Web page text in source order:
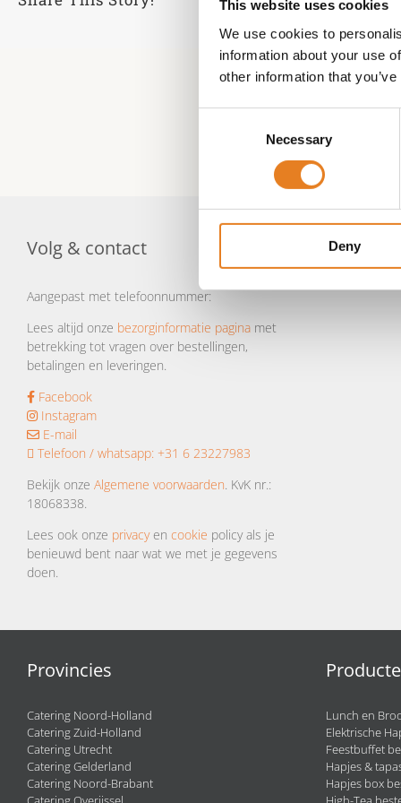
This website uses cookies
We use cookies to
information about your use
other information that
Necessary
Deny
Volg & contact
Aangepast met telefoonnummer:
Lees altijd onze bezorginformatie pagina met
betrekking tot vragen over bestellingen,
betalingen en leveringen.
Facebook
Instagram
E-mail
Telefoon / whatsapp: +31 6 23227983
Bekijk onze Algemene voorwaarden. KvK nr.:
18068338.
Lees ook onze privacyen cookie policy als je
benieuwd bent naar wat we met je gegevens
doen.
Provincies
Catering Noord-Holland
Catering Zuid-Holland
Catering Utrecht
Catering Gelderland
Catering Noord-Brabant
Lunch en
Elektrische
Feestbuffet
Hapjes &
Hapjes box